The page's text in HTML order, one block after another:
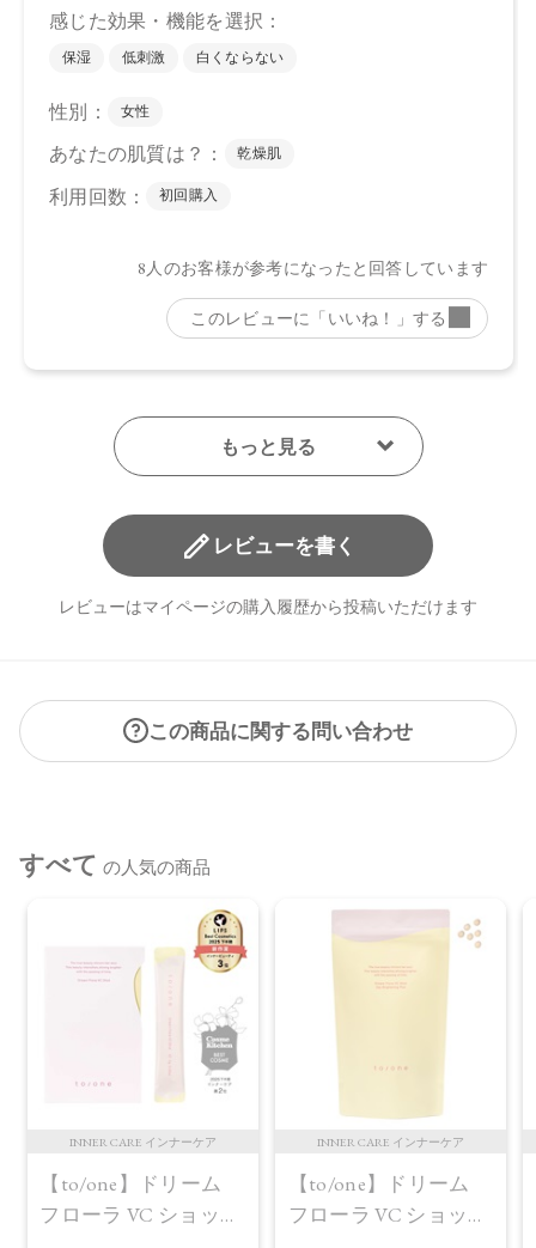
レビューを書く
レビューはマイページの購入履歴から投稿いただけます
この商品に関する問い合わせ
すべて の人気の商品
INNER CARE インナーケア
【to/one】ドリーム
フローラ VC ショット
INNER CARE インナーケア
【to/one】ドリーム
フローラ VC ショット